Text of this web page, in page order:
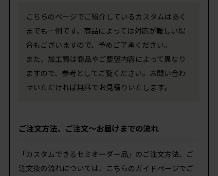
こちらのページでご紹介しているカスタムはあく
までも一例です。商品によっては対応が難しい場
合もございますので、予めご了承ください。
また、加工費は商品やご要望内容によって異なり
ますので、参考としてご覧ください。お問い合わ
せいただければ無料でお見積りいたします。
ご注文方法、ご注文～お届けまでの流れ
「カスタムできるセミオーダー品」のご注文方法、ご
注文後の流れについては、こちらのガイドページでご